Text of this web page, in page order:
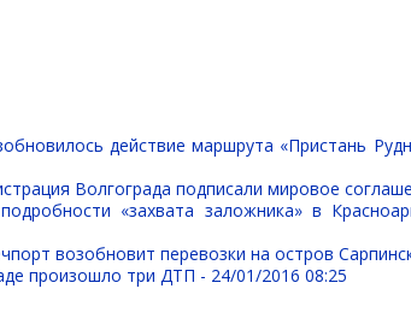
действие маршрута «Пристань
Волгограда подписали мировое
«захвата заложника» в
возобновит перевозки на остров
произошло три ДТП - 24/01/2016 08:25